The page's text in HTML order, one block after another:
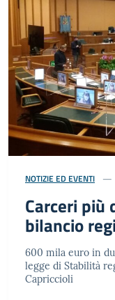
NOTIZIE ED EVENTI
Carceri più
bilancio
600 mila euro in
legge di Stabilità
Capriccioli